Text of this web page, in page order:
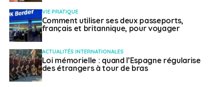
VIE PRATIQUE
Comment utiliser ses deux passeports,
français et britannique, pour voyager
ACTUALITÉS INTERNATIONALES
Loi mémorielle : quand l’Espagne régularise
des étrangers à tour de bras